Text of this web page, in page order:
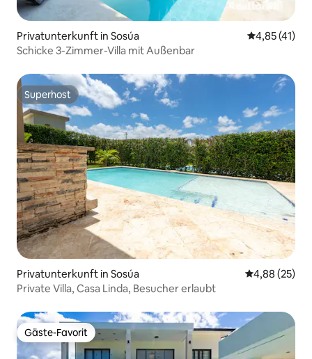
Privatunterkunft in Sosúa
4,85 (41)
Schicke 3-Zimmer-Villa mit Außenbar
Superhost
Superhost
Privatunterkunft in Sosúa
4,88 (25)
Private Villa, Casa Linda, Besucher erlaubt
Gäste-Favorit
Gäste-Favorit